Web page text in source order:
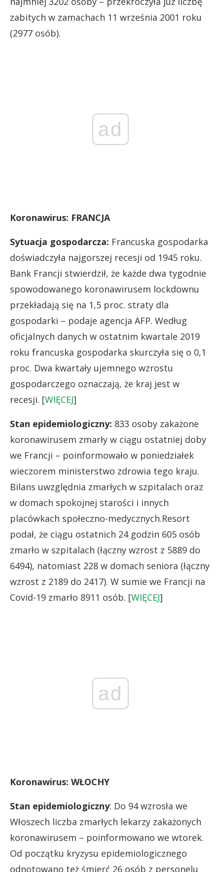
zabitych w zamachach 11 września 2001 roku
(2977 osób).
ad
Koronawirus: FRANCJA
Sytuacja gospodarcza: Francuska gospodarka
doświadczyła najgorszej recesji od 1945 roku.
Bank Francji stwierdził, że każde dwa tygodnie
spowodowanego koronawirusem lockdownu
przekładają się na 1,5 proc. straty dla
gospodarki – podaje agencja AFP. Według
oficjalnych danych w ostatnim kwartale 2019
roku francuska gospodarka skurczyła się o 0,1
proc. Dwa kwartały ujemnego wzrostu
gospodarczego oznaczają, że kraj jest w
recesji. [WIĘCEJ]
Stan epidemiologiczny: 833 osoby zakażone
koronawirusem zmarły w ciągu ostatniej doby
we Francji – poinformowało w poniedziałek
wieczorem ministerstwo zdrowia tego kraju.
Bilans uwzględnia zmarłych w szpitalach oraz
w domach spokojnej starości i innych
placówkach społeczno-medycznych.Resort
podał, że ciągu ostatnich 24 godzin 605 osób
zmarło w szpitalach (łączny wzrost z 5889 do
6494), natomiast 228 w domach seniora (łączny
wzrost z 2189 do 2417). W sumie we Francji na
Covid-19 zmarło 8911 osób. [WIĘCEJ]
ad
Koronawirus: WŁOCHY
Stan epidemiologiczny: Do 94 wzrosła we
Włoszech liczba zmarłych lekarzy zakażonych
koronawirusem – poinformowano we wtorek.
Od początku kryzysu epidemiologicznego
odnotowano też śmierć 26 osób z personelu